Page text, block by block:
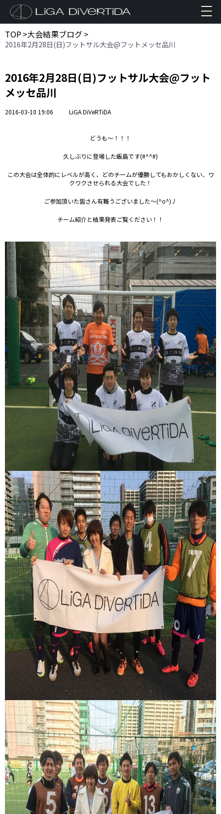
TOP>大会結果ブログ>
2016年2月28日(日)フットサル大会@フットメッセ品川
2016年2月28日(日)フットサル大会@フット
メッセ品川
2016-03-10 19:06 LiGA DiVeRTiDA
どうも～！！！
久しぶりに登場した飯島です(#^^#)
この大会は全体的にレベルが高く、どのチームが優勝してもおかしくない、ワ
クワクさせられる大会でした！
ご参加頂いた皆さん有難うございました～(^o^)丿
チーム紹介と結果発表ご覧ください！！